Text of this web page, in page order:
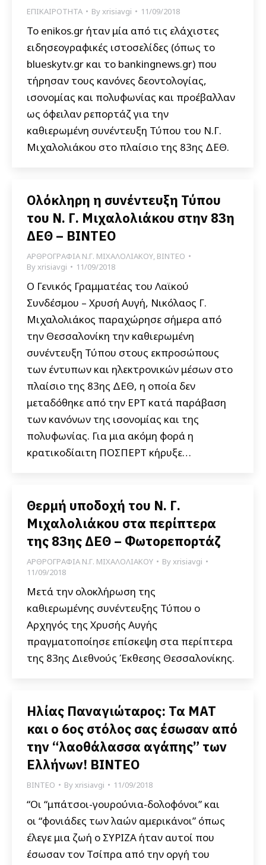
ΕΠΙΚΑΙΡΟΤΗΤΑ Byxrisiavgi 11/09/2018
Το enikos.gr ήταν μία από τις ελάχιστες
ειδησεογραφικές ιστοσελίδες (όπως το
blueskytv.gr και το bankingnews.gr) που
τήρησαν τους κανόνες δεοντολογίας,
ισονομίας και πολυφωνίας και προέβαλλαν
ως όφειλαν ρεπορτάζ για την
καθιερωμένη συνέντευξη Τύπου του Ν.Γ.
Μιχαλολιάκου στο πλαίσιο της 83ης ΔΕΘ.
Ολόκληρη η συνέντευξη Τύπου
του Ν. Γ. Μιχαλολιάκου στην 83η
ΔΕΘ – ΒΙΝΤΕΟ
ΑΡΘΡΟΓΡΑΦΙΑ Ν.Γ. ΜΙΧΑΛΟΛΙΑΚΟΥ, ΒΙΝΤΕΟ
Byxrisiavgi 11/09/2018
Ο Γενικός Γραμματέας του Λαϊκού
Συνδέσμου – Χρυσή Αυγή, Νικόλαος Γ.
Μιχαλολιάκος παραχώρησε σήμερα από
την Θεσσαλονίκη την καθιερωμένη
συνέντευξη Τύπου στους εκπροσώπους
των έντυπων και ηλεκτρονικών μέσων στο
πλαίσιο της 83ης ΔΕΘ, η οποία δεν
μεταδόθηκε από την ΕΡΤ κατά παράβαση
των κανόνων της ισονομίας και της
πολυφωνίας. Για μια ακόμη φορά η
κρατικοδίαιτη ΠΟΣΠΕΡΤ κήρυξε…
Θερμή υποδοχή του Ν. Γ.
Μιχαλολιάκου στα περίπτερα
της 83ης ΔΕΘ – Φωτορεπορτάζ
ΑΡΘΡΟΓΡΑΦΙΑ Ν.Γ. ΜΙΧΑΛΟΛΙΑΚΟΥ Byxrisiavgi
11/09/2018
Μετά την ολοκλήρωση της
καθιερωμένης συνέντευξης Τύπου ο
Αρχηγός της Χρυσής Αυγής
πραγματοποίησε επίσκεψη στα περίπτερα
της 83ης Διεθνούς Έκθεσης Θεσσαλονίκης.
Ηλίας Παναγιώταρος: Τα ΜΑΤ
και ο 6ος στόλος σας έσωσαν από
την “λαοθάλασσα αγάπης” των
Ελλήνων! ΒΙΝΤΕΟ
ΒΙΝΤΕΟ Byxrisiavgi 11/09/2018
“Οι “μπάτσοι-γουρούνια-δολοφόνοι” και
οι “φονιάδες των λαών αμερικάνοι” όπως
έλεγε μια ζωή ο ΣΥΡΙΖΑ ήταν αυτοί που
έσωσαν τον Τσίπρα από την οργή του